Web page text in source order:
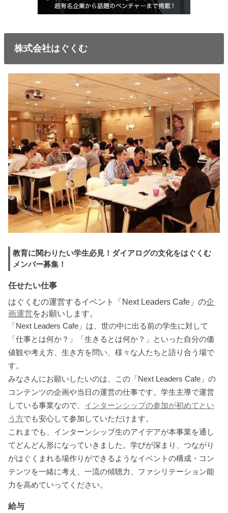
株式会社はぐくむ
教育に関わりたい学生必見！ダイアログの文化をはぐくむ
メンバー募集！
任せたい仕事
はぐくむの運営するイベント「Next Leaders Cafe」の企
画運営をお願いします。
「Next Leaders Cafe」は、世の中に出る前の学生に対して
「仕事とは何か？」「生きるとは何か？」といった自分の価
値観や考え方、生き方を問い、様々な人たちと語り合う場で
す。
みなさんにお願いしたいのは、この「Next Leaders Cafe」の
コンテンツの企画や当日の運営の仕事です。学生主導で運営
している事業なので、 インターンシップの参加が初めてとい
う方でも安心して参加していただけます。
これまでも、インターンシップ生のアイデアが本事業を通し
てどんどん形になっていきました。学びが深まり、つながり
がはぐくまれる場作りができるようなイベントの構成・コン
テンツを一緒に考え、一流の傾聴力、ファシリテーション能
力を高めていってください。
給与